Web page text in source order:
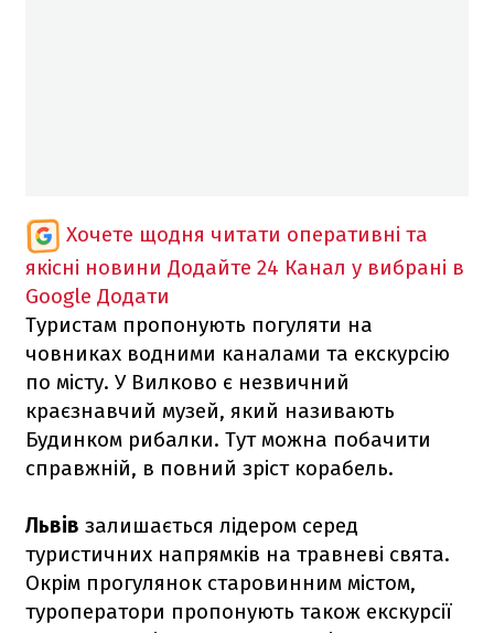
Хочете щодня читати оперативні та
якісні новини Додайте 24 Канал у вибрані в
Google Додати
Туристам пропонують погуляти на
човниках водними каналами та екскурсію
по місту. У Вилково є незвичний
краєзнавчий музей, який називають
Будинком рибалки. Тут можна побачити
справжній, в повний зріст корабель.
Львів залишається лідером серед
туристичних напрямків на травневі свята.
Окрім прогулянок старовинним містом,
туроператори пропонують також екскурсії